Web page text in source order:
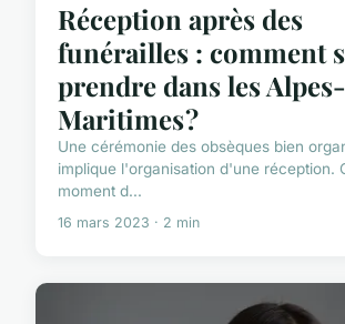
Réception après des
funérailles : comment
prendre dans les Alpes-
Maritimes ?
Une cérémonie des obsèques bien
implique l'organisation d'une réception.
moment d...
16 mars 2023 · 2 min